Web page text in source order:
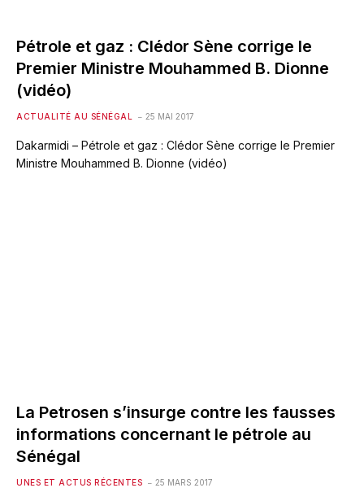
Pétrole et gaz : Clédor Sène corrige le
Premier Ministre Mouhammed B. Dionne
(vidéo)
ACTUALITÉ AU SÉNÉGAL 25 MAI 2017
Dakarmidi – Pétrole et gaz : Clédor Sène corrige le Premier
Ministre Mouhammed B. Dionne (vidéo)
La Petrosen s’insurge contre les fausses
informations concernant le pétrole au
Sénégal
UNES ET ACTUS RÉCENTES 25 MARS 2017